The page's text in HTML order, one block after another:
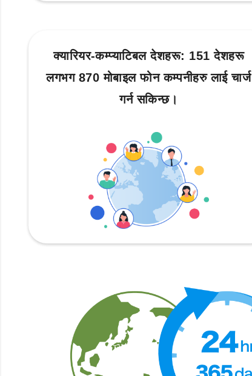
क्यारियर-कम्प्याटिबल देशहरू: 151 देशहरू
लगभग 870 मोबाइल फोन कम्पनीहरु लाई चार्ज
गर्न सकिन्छ।